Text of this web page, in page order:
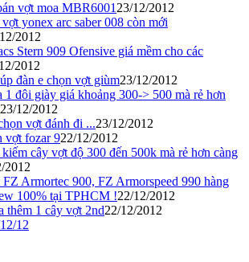
vợt moa MBR6001 23/12/2012
vợt yonex arc saber 008 còn mới
2012
Stern 909 Ofensive giá mềm cho các
2012
đàn e chọn vợt giùm23/12/2012
1 đôi giày giá khoảng 300-> 500 mà rẻ hơn
23/12/2012
vợt đánh đi ...23/12/2012
vợt fozar 922/12/2012
cây vợt độ 300 đến 500k mà rẻ hơn càng
2012
Armortec 900, FZ Armorspeed 990 hàng
100% tại TPHCM !22/12/2012
thêm 1 cây vợt 2nd22/12/2012
12